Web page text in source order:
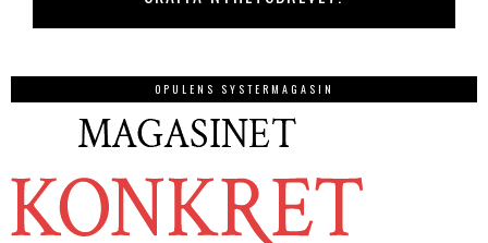
OPULENS SYSTERMAGASIN